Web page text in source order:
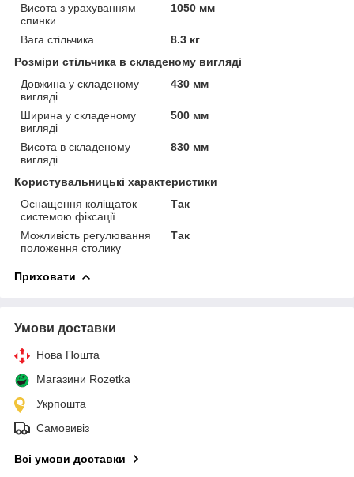
Висота з урахуванням
спинки
1050 мм
Вага стільчика
8.3 кг
Розміри стільчика в складеному вигляді
Довжина у складеному
вигляді
430 мм
Ширина у складеному
вигляді
500 мм
Висота в складеному
вигляді
830 мм
Користувальницькі характеристики
Оснащення коліщаток
системою фіксації
Так
Можливість регулювання
положення столику
Так
Приховати
Умови доставки
Нова Пошта
Магазини Rozetka
Укрпошта
Самовивіз
Всі умови доставки